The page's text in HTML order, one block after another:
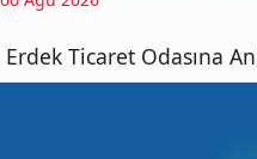
Erdek Ticaret Odasına